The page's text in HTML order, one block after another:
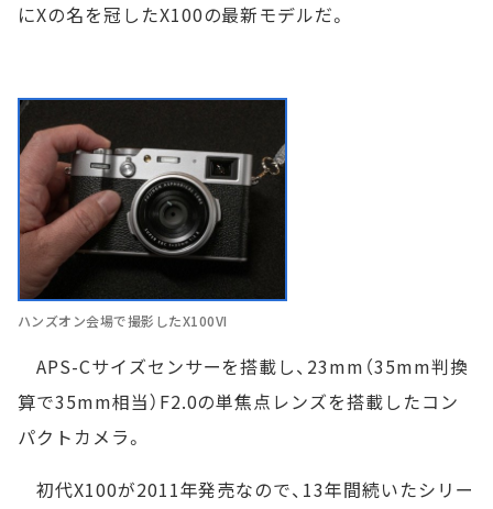
にXの名を冠したX100の最新モデルだ。
ハンズオン会場で撮影したX100VI
APS-Cサイズセンサーを搭載し、23mm（35mm判換
算で35mm相当）F2.0の単焦点レンズを搭載したコン
パクトカメラ。
初代X100が2011年発売なので、13年間続いたシリー